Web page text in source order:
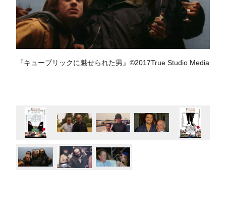
『キューブリックに魅せられた男』©2017True Studio Media